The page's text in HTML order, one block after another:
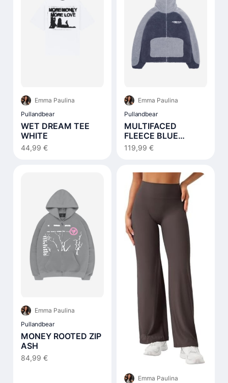
Emma Paulina
Pullandbear
WET DREAM TEE
WHITE
44,99 €
Emma Paulina
Pullandbear
MULTIFACED
FLEECE BLUE
NOTES
119,99 €
Emma Paulina
Pullandbear
MONEY ROOTED ZIP
ASH
84,99 €
Emma Paulina